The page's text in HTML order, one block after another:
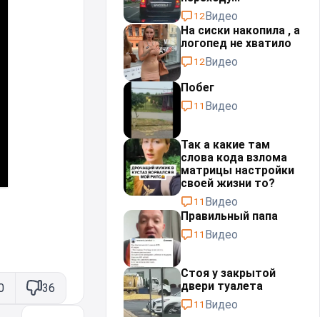
36
12Видео
На сиски накопила , а
логопед не хватило
12Видео
Побег
11 Видео
Так а какие там
слова кода взлома
матрицы настройки
своей жизни то?
11 Видео
Правильный папа
11 Видео
Стоя у закрытой
двери туалета
11 Видео